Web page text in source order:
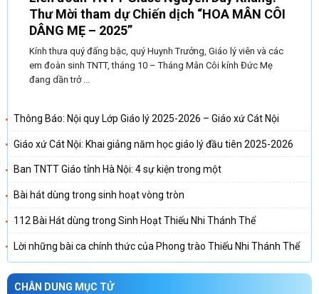
Thư Mời tham dự Chiến dịch “HOA MÂN CÔI
DÂNG MẸ – 2025”
Kính thưa quý đấng bậc, quý Huynh Trưởng, Giáo lý viên và các
em đoàn sinh TNTT, tháng 10 – Tháng Mân Côi kính Đức Mẹ
đang dần trở ...
Thông Báo: Nội quy Lớp Giáo lý 2025-2026 – Giáo xứ Cát Nội
Giáo xứ Cát Nội: Khai giảng năm học giáo lý đầu tiên 2025-2026
Ban TNTT Giáo tỉnh Hà Nội: 4 sự kiện trong một
Bài hát dùng trong sinh hoạt vòng tròn
112 Bài Hát dùng trong Sinh Hoạt Thiếu Nhi Thánh Thể
Lời những bài ca chính thức của Phong trào Thiếu Nhi Thánh Thể
CHÂN DUNG MỤC TỬ